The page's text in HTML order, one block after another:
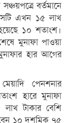
বর্তমানে
এখন ১৫ লাখ
১০ শতাংশ।
মুনাফা পাওয়া
হার আগের
পেনশনার
হারে মুনাফা
টাকার বেশি
১০ দশমিক ৭৫